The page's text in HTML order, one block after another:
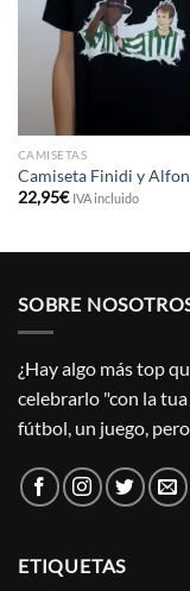
CAMISETAS
Camiseta Finidi y
22,95€ IVA incluido
SOBRE
¿Hay algo más top
celebrarlo "con la
fútbol, un juego,
ETIQUETAS